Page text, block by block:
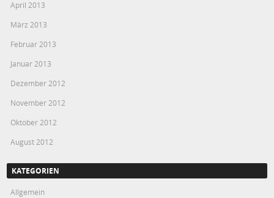
April 2013
März 2013
Februar 2013
Januar 2013
Dezember 2012
November 2012
Oktober 2012
August 2012
KATEGORIEN
Allgemein